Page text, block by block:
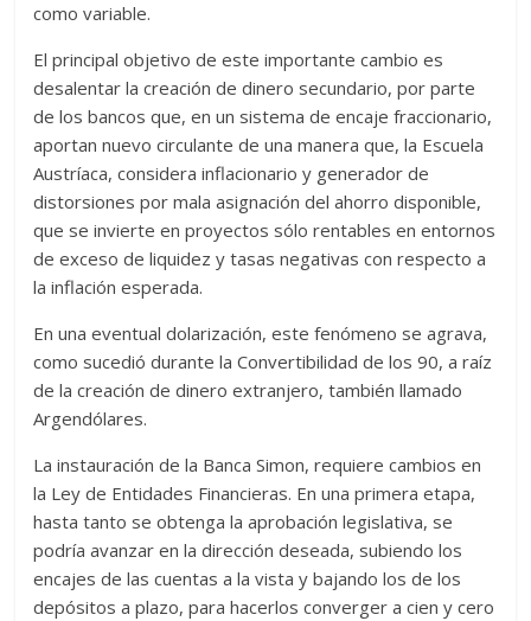
como variable.
El principal objetivo de este importante cambio es
desalentar la creación de dinero secundario, por parte
de los bancos que, en un sistema de encaje fraccionario,
aportan nuevo circulante de una manera que, la Escuela
Austríaca, considera inflacionario y generador de
distorsiones por mala asignación del ahorro disponible,
que se invierte en proyectos sólo rentables en entornos
de exceso de liquidez y tasas negativas con respecto a
la inflación esperada.
En una eventual dolarización, este fenómeno se agrava,
como sucedió durante la Convertibilidad de los 90, a raíz
de la creación de dinero extranjero, también llamado
Argendólares.
La instauración de la Banca Simon, requiere cambios en
la Ley de Entidades Financieras. En una primera etapa,
hasta tanto se obtenga la aprobación legislativa, se
podría avanzar en la dirección deseada, subiendo los
encajes de las cuentas a la vista y bajando los de los
depósitos a plazo, para hacerlos converger a cien y cero